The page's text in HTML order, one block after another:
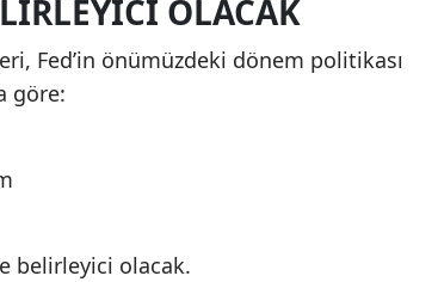
OLACAK
Fed’in önümüzdeki dönem politikası
göre:
belirleyici olacak.